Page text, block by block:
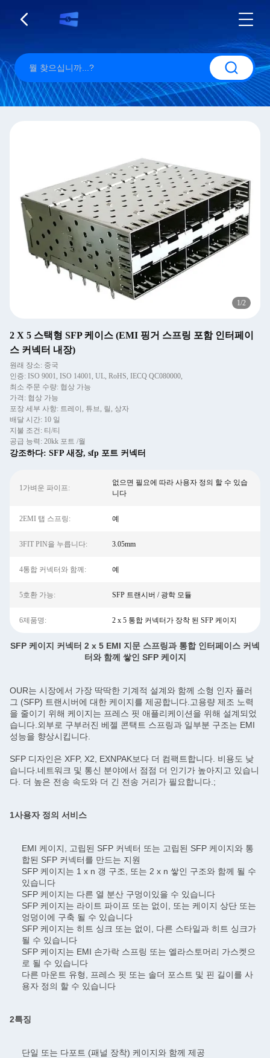
1/2
2 X 5 스택형 SFP 케이스 (EMI 핑거 스프링 포함 인터페이
스 커넥터 내장)
원래 장소: 중국
인증: ISO 9001, ISO 14001, UL, RoHS, IECQ QC080000,
최소 주문 수량: 협상 가능
가격: 협상 가능
포장 세부 사항: 트레이, 튜브, 릴, 상자
배달 시간: 10 일
지불 조건: 티/티
공급 능력: 20kk 포트 /월
강조하다: SFP 새장, sfp 포트 커넥터
1가벼운 파이프:
없으면 필요에 따라 사용자 정의 할 수 있습
니다
2EMI 탭 스프링: 예
3FIT PIN을 누릅니다: 3.05mm
4통합 커넥터와 함께: 예
5호환 가능: SFP 트랜시버 / 광학 모듈
6제품명: 2 x 5 통합 커넥터가 장착 된 SFP 케이지
SFP 케이지 커넥터 2 x 5 EMI 지문 스프링과 통합 인터페이스 커넥
터와 함께 쌓인 SFP 케이지
OUR는 시장에서 가장 딱딱한 기계적 설계와 함께 소형 인자 플러
그 (SFP) 트랜시버에 대한 케이지를 제공합니다.고용량 제조 노력
을 줄이기 위해 케이지는 프레스 핏 애플리케이션을 위해 설계되었
습니다.외부로 구부러진 베젤 콘택트 스프링과 일부분 구조는 EMI
성능을 향상시킵니다.
SFP 디자인은 XFP, X2, EXNPAK보다 더 컴팩트합니다. 비용도 낮
습니다.네트워크 및 통신 분야에서 점점 더 인기가 높아지고 있습니
다. 더 높은 전송 속도와 더 긴 전송 거리가 필요합니다.;
1사용자 정의 서비스
EMI 케이지, 고립된 SFP 커넥터 또는 고립된 SFP 케이지와 통
합된 SFP 커넥터를 만드는 지원
SFP 케이지는 1 x n 갱 구조, 또는 2 x n 쌓인 구조와 함께 될 수
있습니다
SFP 케이지는 다른 열 분산 구멍이있을 수 있습니다
SFP 케이지는 라이트 파이프 또는 없이, 또는 케이지 상단 또는
엉덩이에 구축 될 수 있습니다
SFP 케이지는 히트 싱크 또는 없이, 다른 스타일과 히트 싱크가
될 수 있습니다
SFP 케이지는 EMI 손가락 스프링 또는 엘라스토머리 가스켓으
로 될 수 있습니다
다른 마운트 유형, 프레스 핏 또는 솔더 포스트 및 핀 길이를 사
용자 정의 할 수 있습니다
2특징
단일 또는 다포트 (패널 장착) 케이지와 함께 제공